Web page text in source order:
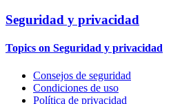
Seguridad y privacidad
Topics on Seguridad y privacidad
Consejos de seguridad
Condiciones de uso
Política de privacidad